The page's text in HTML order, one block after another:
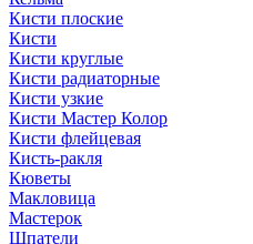
Кисти плоские
Кисти
Кисти круглые
Кисти радиаторные
Кисти узкие
Кисти Мастер Колор
Кисти флейцевая
Кисть-ракля
Кюветы
Макловица
Мастерок
Шпатели